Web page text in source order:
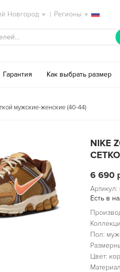
Новгород | Регионы
Гарантия Как выбрать размер
мужские-женские (40-44)
NIKE
6 690
Артикул:
Есть в
Пол:
Цвет: